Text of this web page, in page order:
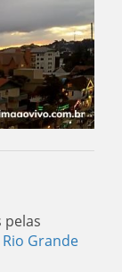
Rio Grande